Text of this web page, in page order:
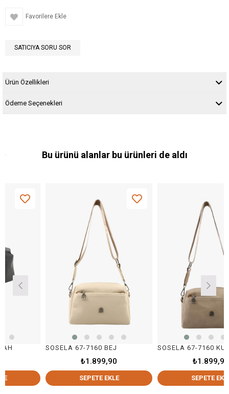
Favorilere Ekle
SATICIYA SORU SOR
Ürün Özellikleri
Ödeme Seçenekleri
Bu ürünü alanlar bu ürünleri de aldı
SOSELA 67-7160 BEJ
₺1.899,90
SEPETE EKLE
SOSELA 67-7160 KUM
₺1.899,90
SEPETE EKLE